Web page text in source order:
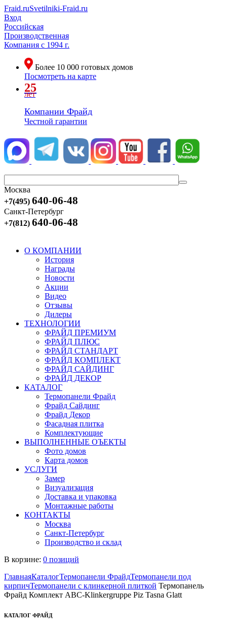
Fraid.ruSvetilniki-Fraid.ru
Вход
Российская
Производственная
Компания с 1994 г.
Более 10 000 готовых домов
Посмотреть на карте
25
лет
Компании Фрайд
Честной гарантии
Москва
+7(495) 640-06-48
Санкт-Петербург
+7(812) 640-06-48
О КОМПАНИИ
История
Награды
Новости
Акции
Видео
Отзывы
Дилеры
ТЕХНОЛОГИИ
ФРАЙД ПРЕМИУМ
ФРАЙД ПЛЮС
ФРАЙД СТАНДАРТ
ФРАЙД КОМПЛЕКТ
ФРАЙД САЙДИНГ
ФРАЙД ДЕКОР
КАТАЛОГ
Термопанели Фрайд
Фрайд Сайдинг
Фрайд Декор
Фасадная плитка
Комплектующие
ВЫПОЛНЕННЫЕ ОЪЕКТЫ
Фото домов
Карта домов
УСЛУГИ
Замер
Визуализация
Доставка и упаковка
Монтажные работы
КОНТАКТЫ
Москва
Санкт-Петербург
Производство и склад
В корзине: 0 позиций
ГлавнаяКаталогТермопанели ФрайдТермопанели под
кирпичТермопанели с клинкерной плиткой Термопанель
Фрайд Комплект ABC-Klinkergruppe Piz Tasna Glatt
КАТАЛОГ ФРАЙД